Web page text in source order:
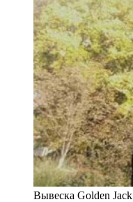
Вывеска Golden Jack